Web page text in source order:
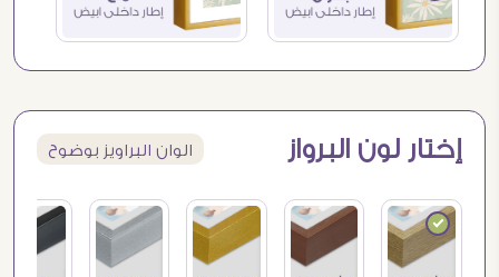
إختار لون البرواز الوان البراويز بوضوح